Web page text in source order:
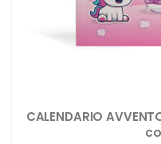
CALENDARIO